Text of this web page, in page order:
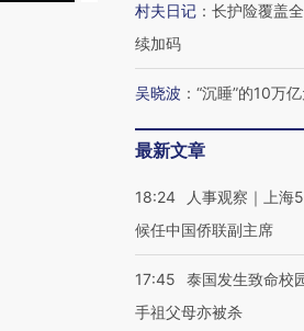
村夫日记 ： 长护险覆盖
续加码
吴晓波 ： “沉睡”的10万
最新文章
18:24
人事观察｜上海
候任中国侨联副主席
17:45
泰国发生致命校
手祖父母亦被杀